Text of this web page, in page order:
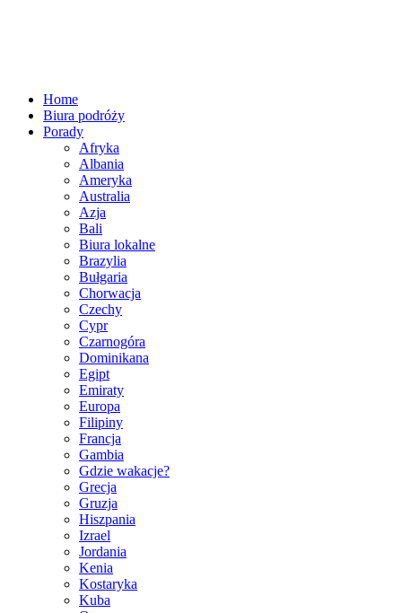
Home
Biura podróży
Porady
Afryka
Albania
Ameryka
Australia
Azja
Bali
Biura lokalne
Brazylia
Bułgaria
Chorwacja
Czechy
Cypr
Czarnogóra
Dominikana
Egipt
Emiraty
Europa
Filipiny
Francja
Gambia
Gdzie wakacje?
Grecja
Gruzja
Hiszpania
Izrael
Jordania
Kenia
Kostaryka
Kuba